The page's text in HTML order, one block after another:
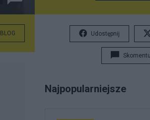
BLOG
mu pierwsze miejsce za
Jednego Wiersza.
poświęcił wtedy kilkanaście
zamierza poświęcić mu całą
Udostępnij
Najpopularniejsze